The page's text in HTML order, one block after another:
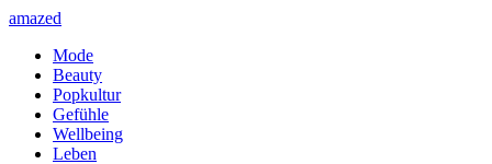
amazed
Mode
Beauty
Popkultur
Gefühle
Wellbeing
Leben